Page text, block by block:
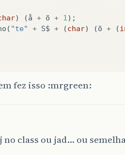
) (å + ö + 1 );
( "te" + S$ + (char) (ö + (
( String
{
fez isso :mrgreen:
class ou jad… ou